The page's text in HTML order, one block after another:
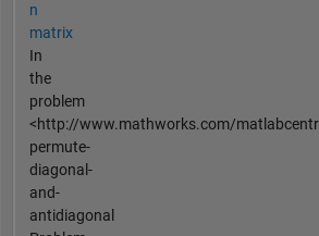
n
matrix
In
the
problem
<http://www.mathworks.com/
permute-
diagonal-
and-
antidiagonal